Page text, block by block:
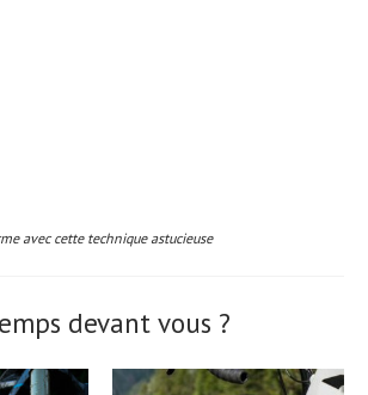
avec cette technique astucieuse
devant vous ?